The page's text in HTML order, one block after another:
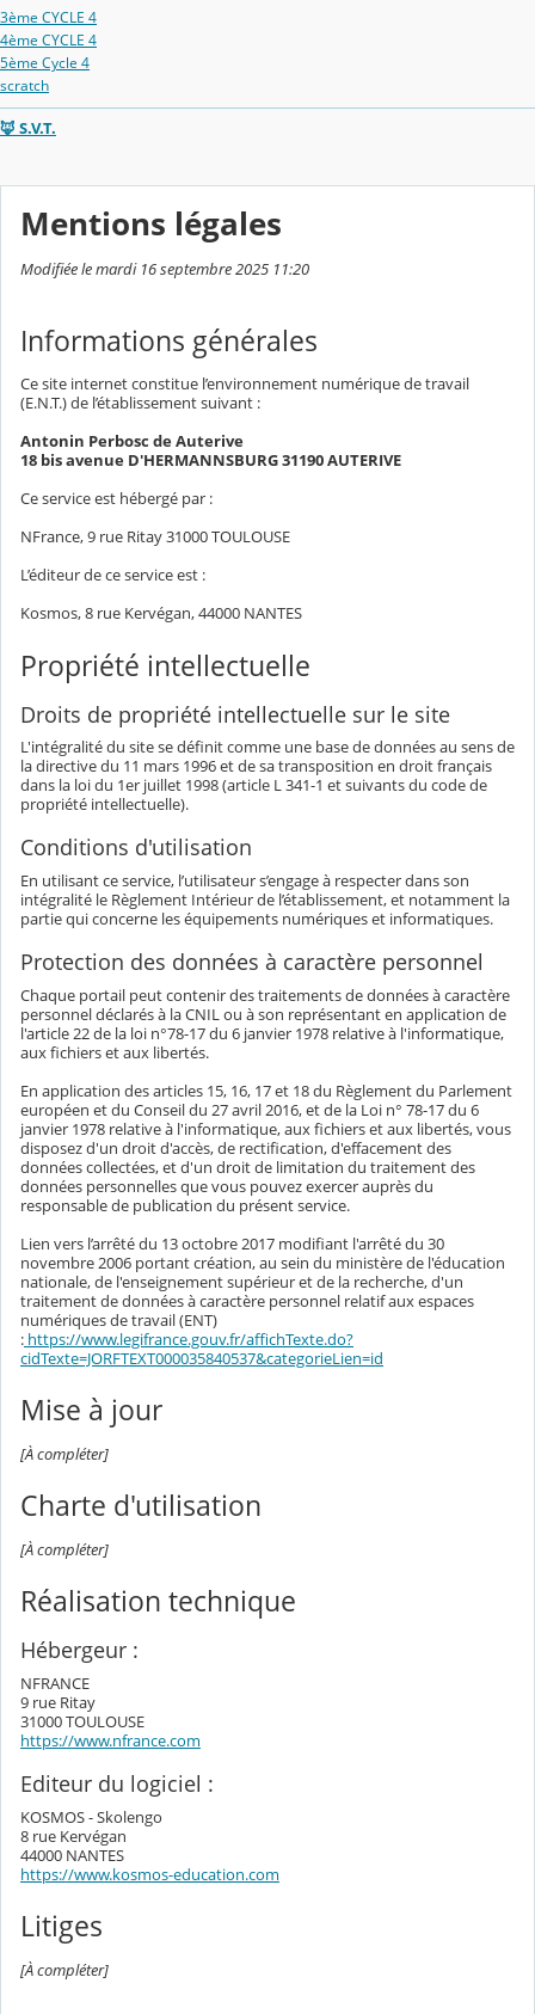
3ème CYCLE 4
4ème CYCLE 4
5ème Cycle 4
scratch
🦊 S.V.T.
Mentions légales
Modifiée le mardi 16 septembre 2025 11:20
Informations générales
Ce site internet constitue l’environnement numérique de travail
(E.N.T.) de l’établissement suivant :
Antonin Perbosc de Auterive
18 bis avenue D'HERMANNSBURG 31190 AUTERIVE
Ce service est hébergé par :
NFrance, 9 rue Ritay 31000 TOULOUSE
L’éditeur de ce service est :
Kosmos, 8 rue Kervégan, 44000 NANTES
Propriété intellectuelle
Droits de propriété intellectuelle sur le site
L'intégralité du site se définit comme une base de données au sens de
la directive du 11 mars 1996 et de sa transposition en droit français
dans la loi du 1er juillet 1998 (article L 341-1 et suivants du code de
propriété intellectuelle).
Conditions d'utilisation
En utilisant ce service, l’utilisateur s’engage à respecter dans son
intégralité le Règlement Intérieur de l’établissement, et notamment la
partie qui concerne les équipements numériques et informatiques.
Protection des données à caractère personnel
Chaque portail peut contenir des traitements de données à caractère
personnel déclarés à la CNIL ou à son représentant en application de
l'article 22 de la loi n°78-17 du 6 janvier 1978 relative à l'informatique,
aux fichiers et aux libertés.
En application des articles 15, 16, 17 et 18 du Règlement du Parlement
européen et du Conseil du 27 avril 2016, et de la Loi n° 78-17 du 6
janvier 1978 relative à l'informatique, aux fichiers et aux libertés, vous
disposez d'un droit d'accès, de rectification, d'effacement des
données collectées, et d'un droit de limitation du traitement des
données personnelles que vous pouvez exercer auprès du
responsable de publication du présent service.
Lien vers l’arrêté du 13 octobre 2017 modifiant l'arrêté du 30
novembre 2006 portant création, au sein du ministère de l'éducation
nationale, de l'enseignement supérieur et de la recherche, d'un
traitement de données à caractère personnel relatif aux espaces
numériques de travail (ENT)
: https://www.legifrance.gouv.fr/affichTexte.do?
cidTexte=JORFTEXT000035840537&categorieLien=id
Mise à jour
[À compléter]
Charte d'utilisation
[À compléter]
Réalisation technique
Hébergeur :
NFRANCE
9 rue Ritay
31000 TOULOUSE
https://www.nfrance.com
Editeur du logiciel :
KOSMOS - Skolengo
8 rue Kervégan
44000 NANTES
https://www.kosmos-education.com
Litiges
[À compléter]